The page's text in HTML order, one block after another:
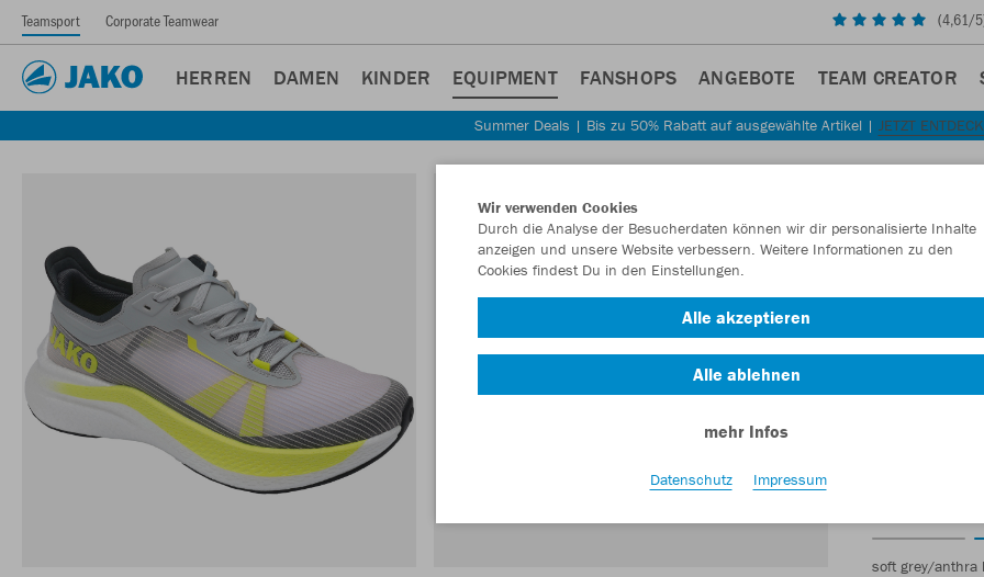
Teamsport Corporate Teamwear (4,61/
HERREN DAMEN KINDER EQUIPMENT FANSHOPS ANGEBOTE TEAM CREATOR
Summer Deals | Bis zu 50% Rabatt auf ausgewählte Artikel | JETZT
JAKO
soft grey/anthra
Wir verwenden Cookies
Durch die Analyse der Besucherdaten können wir dir personalisierte Inhalte
anzeigen und unsere Website verbessern. Weitere Informationen zu den
Cookies findest Du in den Einstellungen.
Alle akzeptieren
Alle ablehnen
mehr Infos
Datenschutz Impressum